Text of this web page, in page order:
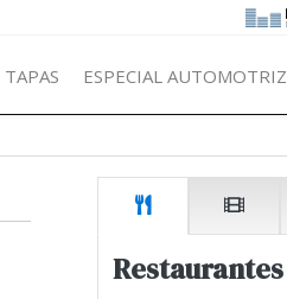
TAPAS ESPECIAL AUTOMOTRIZ
Restaurantes